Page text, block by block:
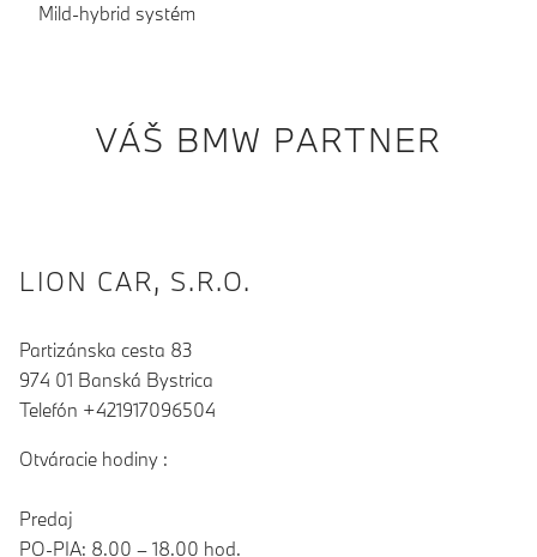
Mild-hybrid systém
VÁŠ BMW PARTNER
LION CAR, S.R.O.
Partizánska cesta 83
974 01 Banská Bystrica
Telefón +421917096504
Otváracie hodiny :
Predaj
PO-PIA: 8.00 – 18.00 hod.